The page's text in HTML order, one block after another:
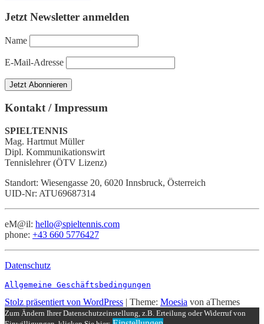
Jetzt Newsletter anmelden
Name
E-Mail-Adresse
Kontakt / Impressum
SPIELTENNIS
Mag. Hartmut Müller
Dipl. Kommunikationswirt
Tennislehrer (ÖTV Lizenz)
Standort: Wiesengasse 20, 6020 Innsbruck, Österreich
UID-Nr: ATU69687314
eM@il: hello@spieltennis.com
phone: +43 660 5776427
Datenschutz
Allgemeine Geschäftsbedingungen
Stolz präsentiert von WordPress | Theme: Moesia von aThemes
Zum Ändern Ihrer Datenschutzeinstellung, z.B. Erteilung oder Widerruf von